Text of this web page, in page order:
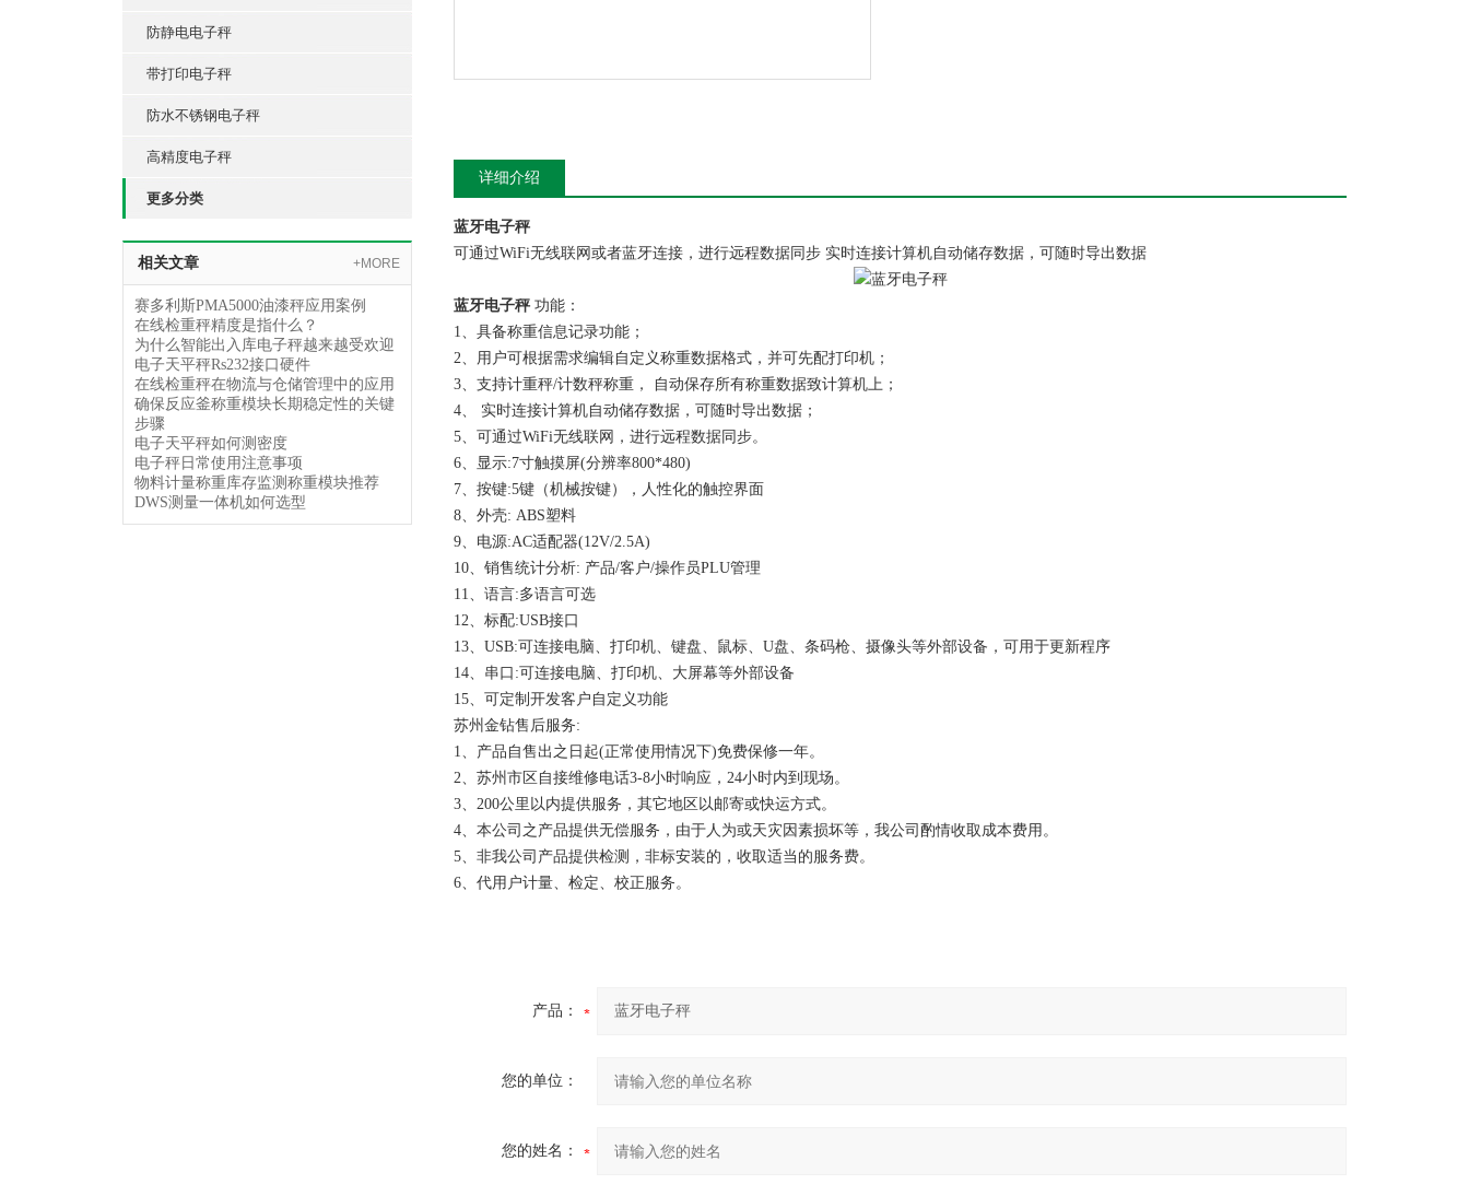
防静电电子秤
带打印电子秤
防水不锈钢电子秤
高精度电子秤
更多分类
相关文章 +MORE
赛多利斯PMA5000油漆秤应用案例
在线检重秤精度是指什么？
为什么智能出入库电子秤越来越受欢迎
电子天平秤Rs232接口硬件
在线检重秤在物流与仓储管理中的应用
确保反应釜称重模块长期稳定性的关键
步骤
电子天平秤如何测密度
电子秤日常使用注意事项
物料计量称重库存监测称重模块推荐
DWS测量一体机如何选型
详细介绍
蓝牙电子秤
可通过WiFi无线联网或者蓝牙连接，进行远程数据同步 实时连接计算机自动储存数据，可随时导出数据
蓝牙电子秤 功能：
1、具备称重信息记录功能；
2、用户可根据需求编辑自定义称重数据格式，并可先配打印机；
3、支持计重秤/计数秤称重， 自动保存所有称重数据致计算机上；
4、 实时连接计算机自动储存数据，可随时导出数据；
5、可通过WiFi无线联网，进行远程数据同步。
6、显示:7寸触摸屏(分辨率800*480)
7、按键:5键（机械按键），人性化的触控界面
8、外壳: ABS塑料
9、电源:AC适配器(12V/2.5A)
10、销售统计分析: 产品/客户/操作员PLU管理
11、语言:多语言可选
12、标配:USB接口
13、USB:可连接电脑、打印机、键盘、鼠标、U盘、条码枪、摄像头等外部设备，可用于更新程序
14、串口:可连接电脑、打印机、大屏幕等外部设备
15、可定制开发客户自定义功能
苏州金钻售后服务:
1、产品自售出之日起(正常使用情况下)免费保修一年。
2、苏州市区自接维修电话3-8小时响应，24小时内到现场。
3、200公里以内提供服务，其它地区以邮寄或快运方式。
4、本公司之产品提供无偿服务，由于人为或天灾因素损坏等，我公司酌情收取成本费用。
5、非我公司产品提供检测，非标安装的，收取适当的服务费。
6、代用户计量、检定、校正服务。
产品：
您的单位：
您的姓名：